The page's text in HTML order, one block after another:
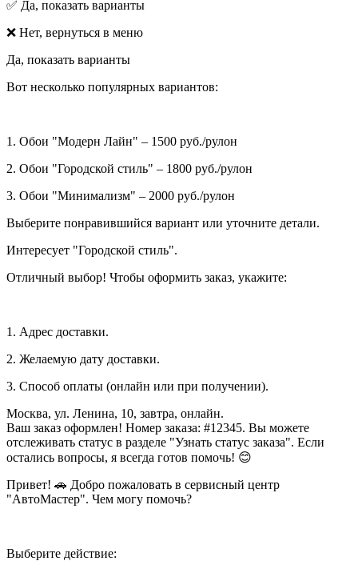
✅ Да, показать варианты
❌ Нет, вернуться в меню
Да, показать варианты
Вот несколько популярных вариантов:
1. Обои "Модерн Лайн" – 1500 руб./рулон
2. Обои "Городской стиль" – 1800 руб./рулон
3. Обои "Минимализм" – 2000 руб./рулон
Выберите понравившийся вариант или уточните детали.
Интересует "Городской стиль".
Отличный выбор! Чтобы оформить заказ, укажите:
1. Адрес доставки.
2. Желаемую дату доставки.
3. Способ оплаты (онлайн или при получении).
Москва, ул. Ленина, 10, завтра, онлайн.
Ваш заказ оформлен! Номер заказа: #12345. Вы можете
отслеживать статус в разделе "Узнать статус заказа". Если
остались вопросы, я всегда готов помочь! 😊
Привет! 🚗 Добро пожаловать в сервисный центр
"АвтоМастер". Чем могу помочь?
Выберите действие: